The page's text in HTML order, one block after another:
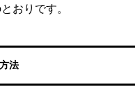
おりです。
法